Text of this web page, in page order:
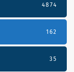
4874
162
35